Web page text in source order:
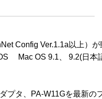
Config Ver.1.1a以上）が
　Mac OS 9.1、 9.2(日本
タ、PA-W11Gを最新の